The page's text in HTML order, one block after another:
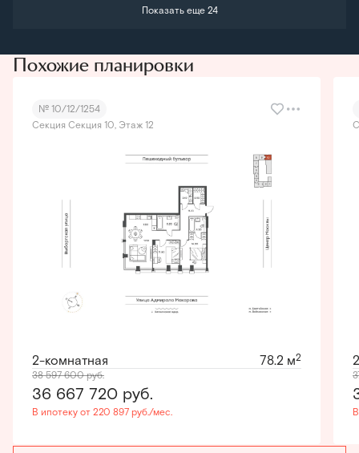
Показать еще 24
Похожие планировки
№ 10/12/1254
Секция Секция 10, Этаж 12
2-комнатная 78.2 м2
38 597 600руб.
36 667 720 руб.
В ипотеку от 220 897 руб./мес.